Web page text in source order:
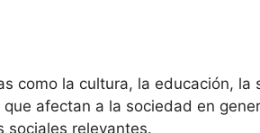
como la cultura, la educación, la
afectan a la sociedad en
sociales relevantes.